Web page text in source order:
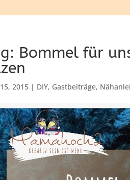
Bommel für
2015 | DIY, Gastbeiträge,